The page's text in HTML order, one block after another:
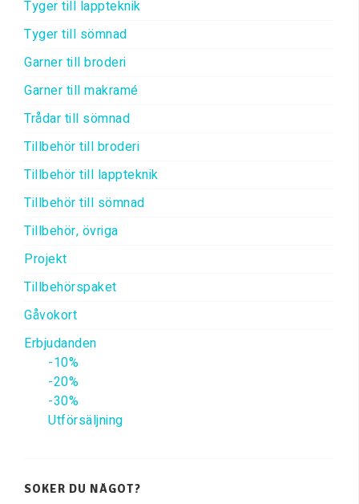
Tyger till lappteknik
Tyger till sömnad
Garner till broderi
Garner till makramé
Trådar till sömnad
Tillbehör till broderi
Tillbehör till lappteknik
Tillbehör till sömnad
Tillbehör, övriga
Projekt
Tillbehörspaket
Gåvokort
Erbjudanden
-10%
-20%
-30%
Utförsäljning
SÖKER DU NÅGOT?